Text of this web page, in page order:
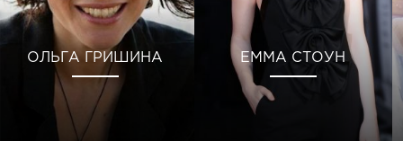
ОЛЬГА ГРИШИНА ЕММА СТОУН